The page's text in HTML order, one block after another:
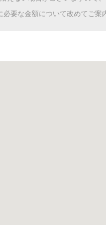
要な金額について改めてご案